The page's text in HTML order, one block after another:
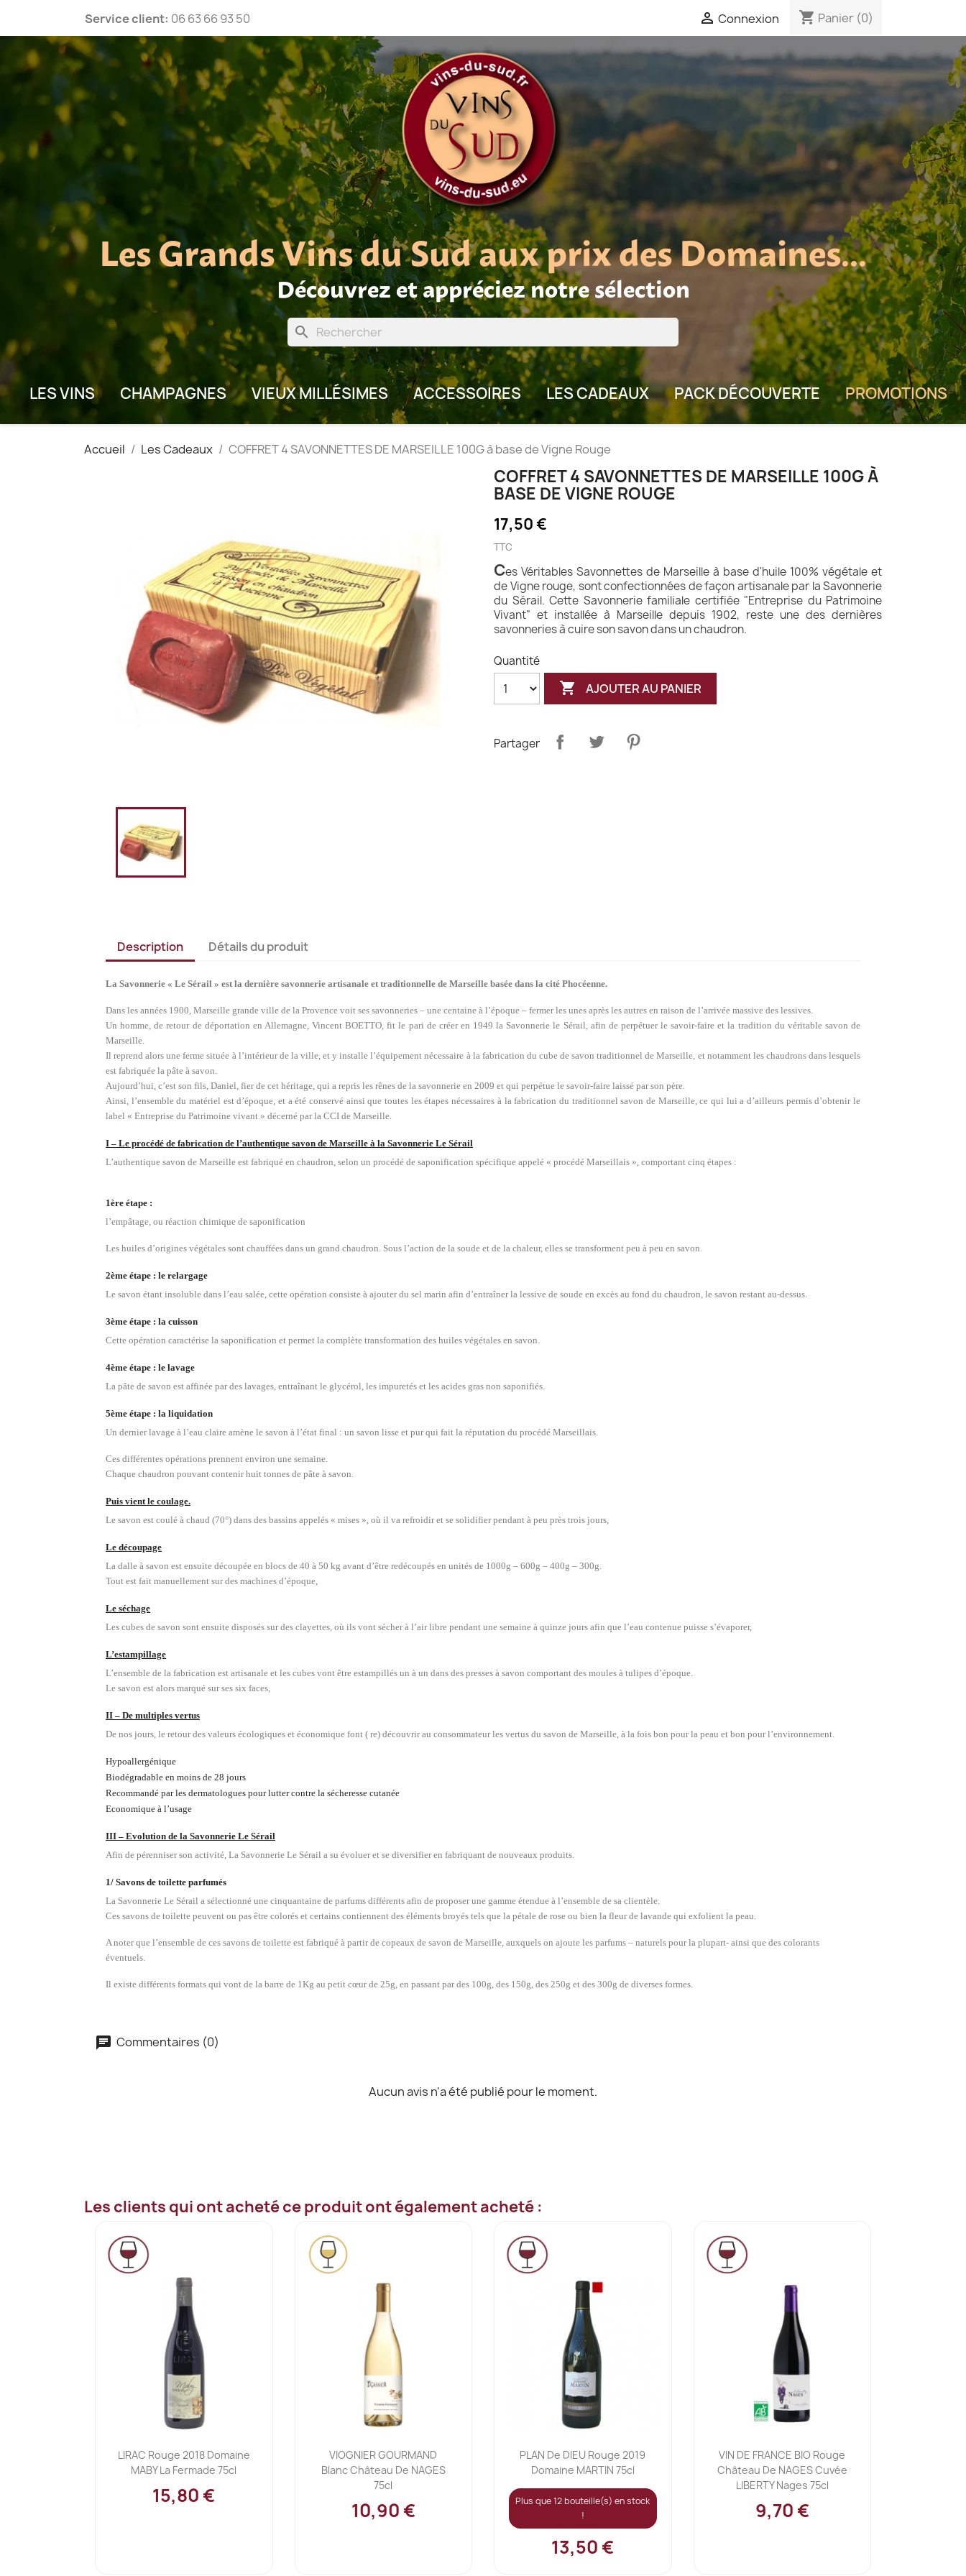
Service client: 06 63 66 93 50  Connexion shopping_cart Panier (0)
Les Grands Vins du Sud aux prix des Domaines...
Découvrez et appréciez notre sélection
search
LES VINS CHAMPAGNES VIEUX MILLÉSIMES ACCESSOIRES LES CADEAUX PACK DÉCOUVERTE PROMOTIONS
Accueil Les Cadeaux COFFRET 4 SAVONNETTES DE MARSEILLE 100G à base de Vigne Rouge
COFFRET 4 SAVONNETTES DE MARSEILLE 100G À
BASE DE VIGNE ROUGE
17,50 €
TTC
Ces Véritables Savonnettes de Marseille à base d'huile 100% végétale et
de Vigne rouge, sont confectionnées de façon artisanale par la Savonnerie
du Sérail. Cette Savonnerie familiale certifiée "Entreprise du Patrimoine
Vivant" et installée à Marseille depuis 1902, reste une des dernières
savonneries à cuire son savon dans un chaudron.
Quantité
 AJOUTER AU PANIER
Partager
Description Détails du produit
La Savonnerie « Le Sérail » est la dernière savonnerie artisanale et traditionnelle de Marseille basée dans la cité Phocéenne.
Dans les années 1900, Marseille grande ville de la Provence voit ses savonneries – une centaine à l’époque – fermer les unes après les autres en raison de l’arrivée massive des lessives.
Un homme, de retour de déportation en Allemagne, Vincent BOETTO, fit le pari de créer en 1949 la Savonnerie le Sérail, afin de perpétuer le savoir-faire et la tradition du véritable savon de
Marseille.
Il reprend alors une ferme située à l’intérieur de la ville, et y installe l’équipement nécessaire à la fabrication du cube de savon traditionnel de Marseille, et notamment les chaudrons dans lesquels
est fabriquée la pâte à savon.
Aujourd’hui, c’est son fils, Daniel, fier de cet héritage, qui a repris les rênes de la savonnerie en 2009 et qui perpétue le savoir-faire laissé par son père.
Ainsi, l’ensemble du matériel est d’époque, et a été conservé ainsi que toutes les étapes nécessaires à la fabrication du traditionnel savon de Marseille, ce qui lui a d’ailleurs permis d’obtenir le
label « Entreprise du Patrimoine vivant » décerné par la CCI de Marseille.
I – Le procédé de fabrication de l’authentique savon de Marseille à la Savonnerie Le Sérail
L’authentique savon de Marseille est fabriqué en chaudron, selon un procédé de saponification spécifique appelé « procédé Marseillais », comportant cinq étapes :
1ère étape :
l’empâtage, ou réaction chimique de saponification
Les huiles d’origines végétales sont chauffées dans un grand chaudron. Sous l’action de la soude et de la chaleur, elles se transforment peu à peu en savon.
2ème étape : le relargage
Le savon étant insoluble dans l’eau salée, cette opération consiste à ajouter du sel marin afin d’entraîner la lessive de soude en excès au fond du chaudron, le savon restant au-dessus.
3ème étape : la cuisson
Cette opération caractérise la saponification et permet la complète transformation des huiles végétales en savon.
4ème étape : le lavage
La pâte de savon est affinée par des lavages, entraînant le glycérol, les impuretés et les acides gras non saponifiés.
5ème étape : la liquidation
Un dernier lavage à l’eau claire amène le savon à l’état final : un savon lisse et pur qui fait la réputation du procédé Marseillais.
Ces différentes opérations prennent environ une semaine.
Chaque chaudron pouvant contenir huit tonnes de pâte à savon.
Puis vient le coulage.
Le savon est coulé à chaud (70°) dans des bassins appelés « mises », où il va refroidir et se solidifier pendant à peu près trois jours,
Le découpage
La dalle à savon est ensuite découpée en blocs de 40 à 50 kg avant d’être redécoupés en unités de 1000g – 600g – 400g – 300g.
Tout est fait manuellement sur des machines d’époque,
Le séchage
Les cubes de savon sont ensuite disposés sur des clayettes, où ils vont sécher à l’air libre pendant une semaine à quinze jours afin que l’eau contenue puisse s’évaporer,
L’estampillage
L’ensemble de la fabrication est artisanale et les cubes vont être estampillés un à un dans des presses à savon comportant des moules à tulipes d’époque.
Le savon est alors marqué sur ses six faces,
II – De multiples vertus
De nos jours, le retour des valeurs écologiques et économique font ( re) découvrir au consommateur les vertus du savon de Marseille, à la fois bon pour la peau et bon pour l’environnement.
Hypoallergénique
Biodégradable en moins de 28 jours
Recommandé par les dermatologues pour lutter contre la sécheresse cutanée
Economique à l’usage
III – Evolution de la Savonnerie Le Sérail
Afin de pérenniser son activité, La Savonnerie Le Sérail a su évoluer et se diversifier en fabriquant de nouveaux produits.
1/ Savons de toilette parfumés
La Savonnerie Le Sérail a sélectionné une cinquantaine de parfums différents afin de proposer une gamme étendue à l’ensemble de sa clientèle.
Ces savons de toilette peuvent ou pas être colorés et certains contiennent des éléments broyés tels que la pétale de rose ou bien la fleur de lavande qui exfolient la peau.
A noter que l’ensemble de ces savons de toilette est fabriqué à partir de copeaux de savon de Marseille, auxquels on ajoute les parfums – naturels pour la plupart- ainsi que des colorants
éventuels.
Il existe différents formats qui vont de la barre de 1Kg au petit cœur de 25g, en passant par des 100g, des 150g, des 250g et des 300g de diverses formes.
Commentaires (0)
Aucun avis n'a été publié pour le moment.
Les clients qui ont acheté ce produit ont également acheté :
LIRAC Rouge 2018 Domaine
MABY La Fermade 75cl
15,80 €
VIOGNIER GOURMAND
Blanc Château De NAGES
75cl
10,90 €
PLAN De DIEU Rouge 2019
Domaine MARTIN 75cl
Plus que 12 bouteille(s) en stock
!
13,50 €
VIN DE FRANCE BIO Rouge
Château De NAGES Cuvée
LIBERTY Nages 75cl
9,70 €